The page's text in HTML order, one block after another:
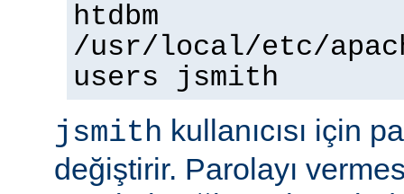
htdbm
/usr/local/etc/
users jsmith
jsmith kullanıcısı için
değiştirir. Parolayı